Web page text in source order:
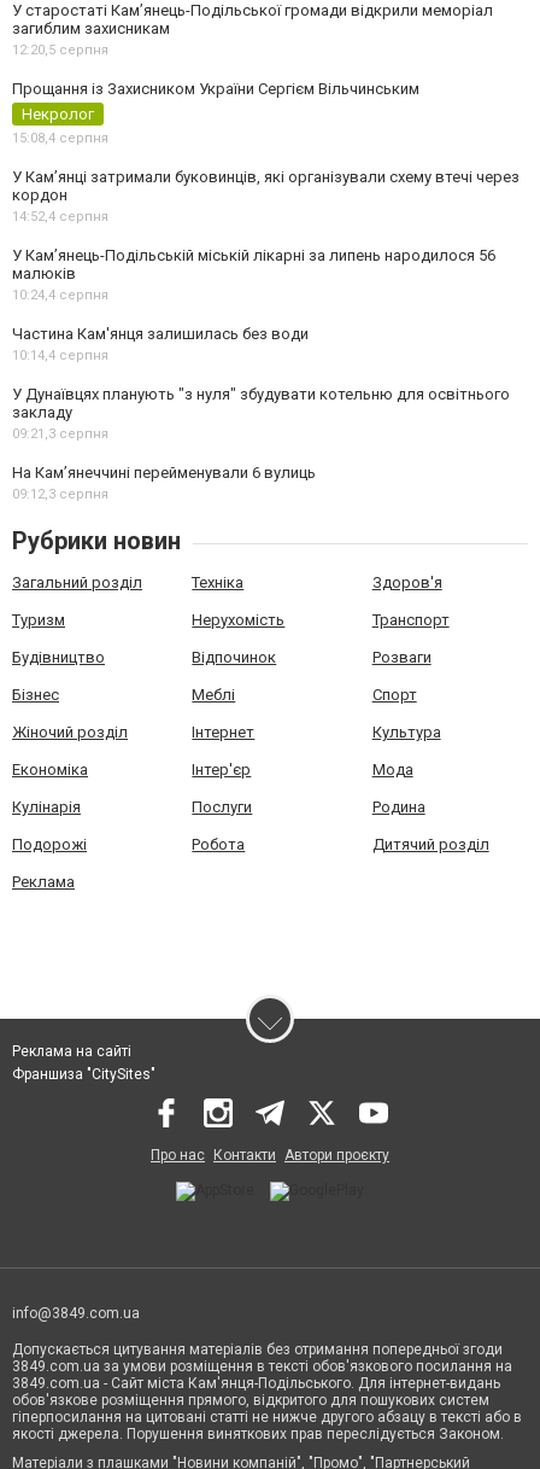
У старостаті Кам’янець-Подільської громади відкрили меморіал
загиблим захисникам
12:20,5 серпня
Прощання із Захисником України Сергієм Вільчинським
Некролог
15:08,4 серпня
У Кам’янці затримали буковинців, які організували схему втечі через
кордон
14:52,4 серпня
У Кам’янець-Подільській міській лікарні за липень народилося 56
малюків
10:24,4 серпня
Частина Кам'янця залишилась без води
10:14,4 серпня
У Дунаївцях планують "з нуля" збудувати котельню для освітнього
закладу
09:21,3 серпня
На Камʼянеччині перейменували 6 вулиць
09:12,3 серпня
Рубрики новин
Загальний розділ Техніка Здоров'я
Туризм Нерухомість Транспорт
Будівництво Відпочинок Розваги
Бізнес Меблі Спорт
Жіночий розділ Інтернет Культура
Економіка Інтер'єр Мода
Кулінарія Послуги Родина
Подорожі Робота Дитячий розділ
Реклама
Реклама на сайті
Франшиза "CitySites"
Про нас Контакти Автори проєкту
info@3849.com.ua
Допускається цитування матеріалів без отримання попередньої згоди
3849.com.ua за умови розміщення в тексті обов'язкового посилання на
3849.com.ua - Сайт міста Кам'янця-Подільського. Для інтернет-видань
обов'язкове розміщення прямого, відкритого для пошукових систем
гіперпосилання на цитовані статті не нижче другого абзацу в тексті або в
якості джерела. Порушення виняткових прав переслідується Законом.
Матеріали з плашками "Новини компаній", "Промо", "Партнерський